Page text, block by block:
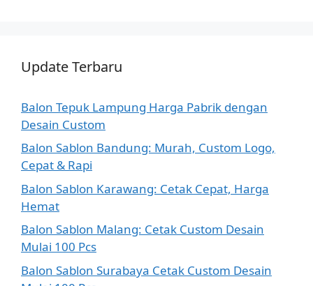
Update Terbaru
Balon Tepuk Lampung Harga Pabrik dengan
Desain Custom
Balon Sablon Bandung: Murah, Custom Logo,
Cepat & Rapi
Balon Sablon Karawang: Cetak Cepat, Harga
Hemat
Balon Sablon Malang: Cetak Custom Desain
Mulai 100 Pcs
Balon Sablon Surabaya Cetak Custom Desain